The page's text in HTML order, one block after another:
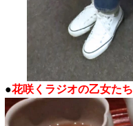
●花咲くラジオの乙女たち